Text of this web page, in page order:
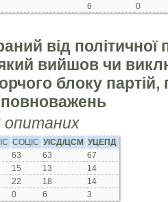
6 0
від політичної
вийшов чи
блоку
опитаних
СОЦІС УІСД/ЦСМ
УЦЕПД
63 63
67
15 13
14
22 18
14
0 6 3